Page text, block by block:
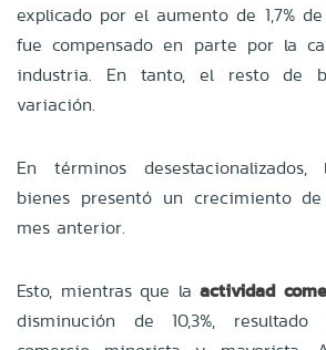
explicado por el aumento de 1,7%
fue compensado en parte por la
industria. En tanto, el resto de
variación.
En términos
bienes presentó un crecimiento de
mes anterior.
Esto, mientras que la actividad
disminución de 10,3%,